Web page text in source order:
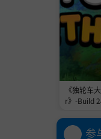
《独轮车
r》-Build
参